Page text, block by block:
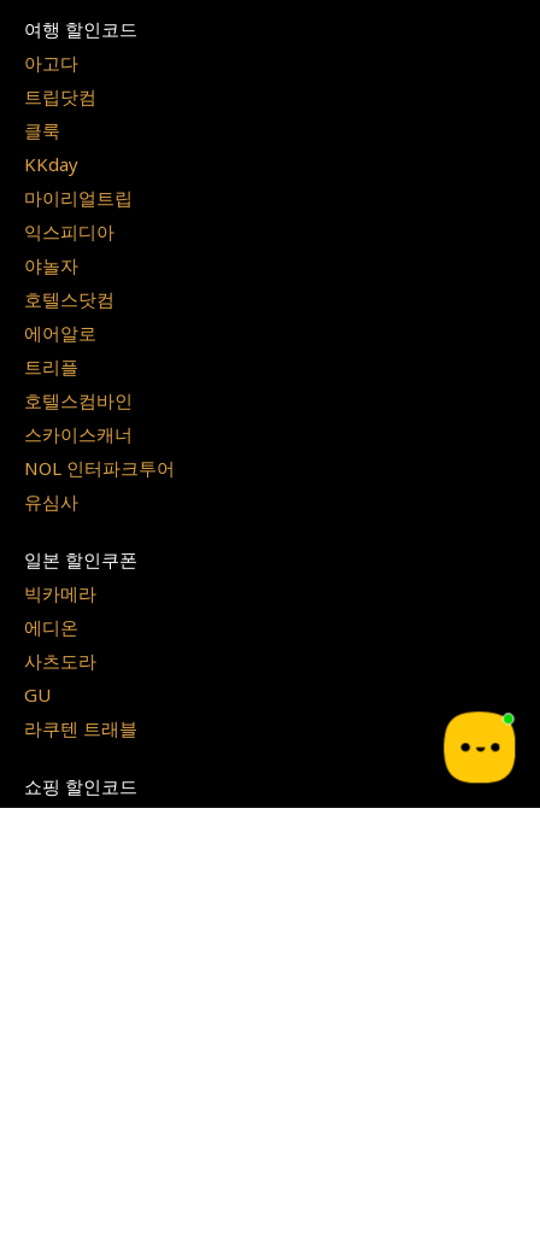
여행 할인코드
아고다
트립닷컴
클룩
KKday
마이리얼트립
익스피디아
야놀자
호텔스닷컴
에어알로
트리플
호텔스컴바인
스카이스캐너
NOL 인터파크투어
유심사
일본 할인쿠폰
빅카메라
에디온
사츠도라
GU
라쿠텐 트래블
쇼핑 할인코드